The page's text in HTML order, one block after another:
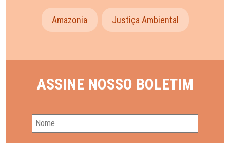
Amazonia Justiça Ambiental
ASSINE NOSSO BOLETIM